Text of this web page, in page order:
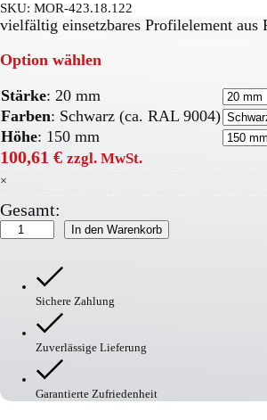
SKU: MOR-423.18.122
vielfältig einsetzbares Profilelement aus
Option wählen
Stärke: 20 mm
Farben: Schwarz (ca. RAL 9004)
Höhe: 150 mm
100,61 € zzgl. MwSt.
×
Gesamt:
MORION-
Schrammschutz
In den Warenkorb
Sichere Zahlung
Zuverlässige Lieferung
Garantierte Zufriedenheit